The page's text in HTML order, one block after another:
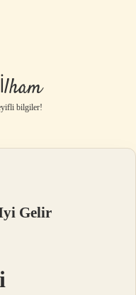
bilgiler!
Gelir